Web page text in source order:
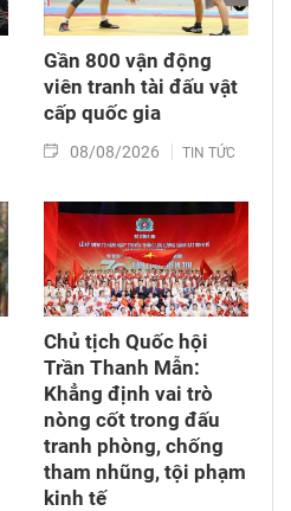
Gần 800 vận động
viên tranh tài đấu vật
cấp quốc gia
08/08/2026 TIN TỨC
Chủ tịch Quốc hội
Trần Thanh Mẫn:
Khẳng định vai trò
nòng cốt trong đấu
tranh phòng, chống
tham nhũng, tội phạm
kinh tế